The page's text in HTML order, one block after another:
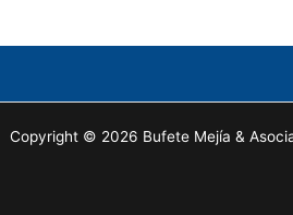
Copyright © 2026 Bufete Mejía &